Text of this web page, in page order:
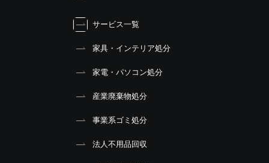
サービス一覧
家具・インテリア処分
家電・パソコン処分
産業廃棄物処分
事業系ゴミ処分
法人不用品回収